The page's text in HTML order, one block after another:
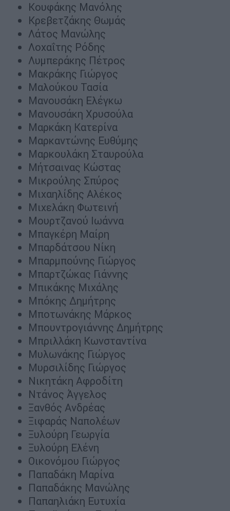
Κουφάκης Μανόλης
Κρεβετζάκης Θωμάς
Λάτος Μανώλης
Λοχαΐτης Ρόδης
Λυμπεράκης Πέτρος
Μακράκης Γιώργος
Μαλούκου Τασία
Μανουσάκη Ελέγκω
Μανουσάκη Χρυσούλα
Μαρκάκη Κατερίνα
Μαρκαντώνης Ευθύμης
Μαρκουλάκη Σταυρούλα
Μήτσαινας Κώστας
Μικρούλης Σπύρος
Μιχαηλίδης Αλέκος
Μιχελάκη Φωτεινή
Μουρτζανού Ιωάννα
Μπαγκέρη Μαίρη
Μπαρδάτσου Νίκη
Μπαρμπούνης Γιώργος
Μπαρτζώκας Γιάννης
Μπικάκης Μιχάλης
Μπόκης Δημήτρης
Μποτωνάκης Μάρκος
Μπουντρογιάννης Δημήτρης
Μπριλλάκη Κωνσταντίνα
Μυλωνάκης Γιώργος
Μυρσιλίδης Γιώργος
Νικητάκη Αφροδίτη
Ντάνος Άγγελος
Ξανθός Ανδρέας
Ξιφαράς Ναπολέων
Ξυλούρη Γεωργία
Ξυλούρη Ελένη
Οικονόμου Γιώργος
Παπαδάκη Μαρίνα
Παπαδάκης Μανώλης
Παπαηλιάκη Ευτυχία